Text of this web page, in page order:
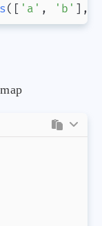
( [ 'a' , 'b' ] ,